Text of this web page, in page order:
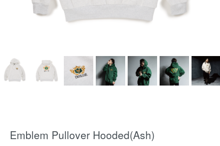
Emblem Pullover Hooded(Ash)